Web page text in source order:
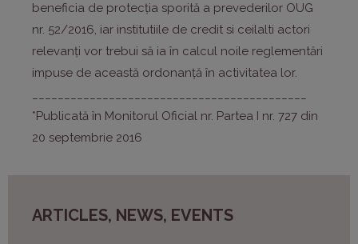
beneficia de protecția sporită a prevederilor OUG
nr. 52/2016, iar institutiile de credit si ceilalti actori
relevanți vor trebui să ia în calcul noile reglementări
impuse de această ordonanță în activitatea lor.
*Publicată în Monitorul Oficial nr. Partea I nr. 727 din
20 septembrie 2016
ARTICLES, NEWS, EVENTS